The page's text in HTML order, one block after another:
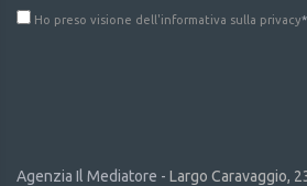
Ho preso visione dell'informativa sulla privacy*
Agenzia Il Mediatore - Largo Caravaggio,